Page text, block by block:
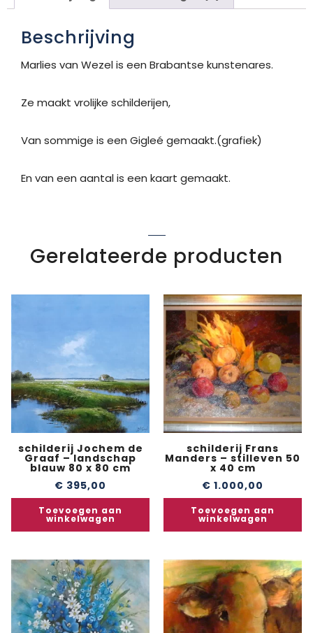
Beschrijving
Marlies van Wezel is een Brabantse kunstenares.
Ze maakt vrolijke schilderijen,
Van sommige is een Gigleé gemaakt.(grafiek)
En van een aantal is een kaart gemaakt.
Gerelateerde producten
schilderij Jochem de
Graaf – landschap
blauw 80 x 80 cm
€ 395,00
Toevoegen aan
winkelwagen
schilderij Frans
Manders – stilleven 50
x 40 cm
€ 1.000,00
Toevoegen aan
winkelwagen